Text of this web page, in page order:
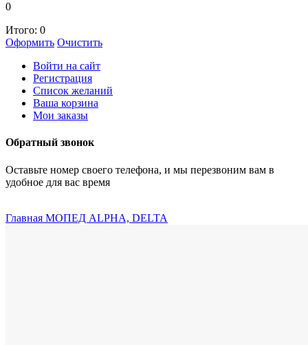
0
Итого: 0
Оформить Очистить
Войти на сайт
Регистрация
Список желаний
Ваша корзина
Мои заказы
Обратный звонок
Оставьте номер своего телефона, и мы перезвоним вам в
удобное для вас время
Главная МОПЕД ALPHA, DELTA